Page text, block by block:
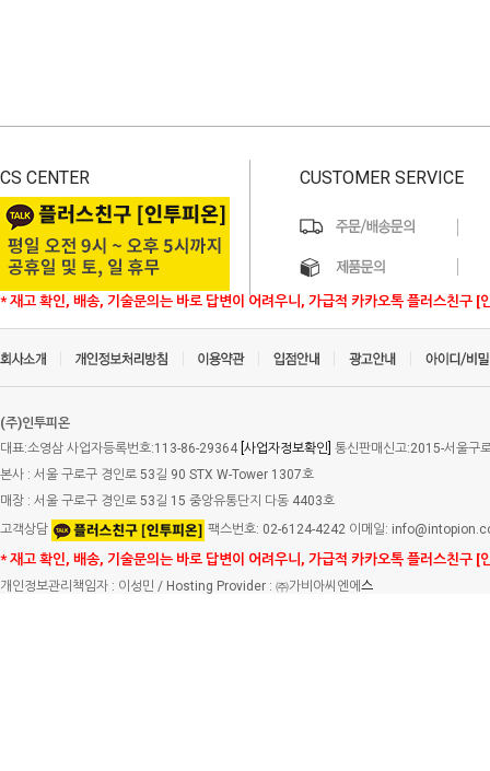
CS CENTER
* 재고 확인, 배송, 기술문의는 바로 답변이 어려우니, 가급적 카카오톡 플러스친구 [
CUSTOMER SERVICE
(주)인투피온
대표:소영삼 사업자등록번호:113-86-29364 [사업자정보확인] 통신판매신고:2015-서울구
본사 : 서울 구로구 경인로 53길 90 STX W-Tower 1307호
매장 : 서울 구로구 경인로 53길 15 중앙유통단지 다동 4403호
고객상담
팩스번호: 02-6124-4242 이메일:
* 재고 확인, 배송, 기술문의는 바로 답변이 어려우니, 가급적 카카오톡 플러스친구 [
개인정보관리책임자 : 이성민 / Hosting Provider : ㈜가비아씨엔에 스